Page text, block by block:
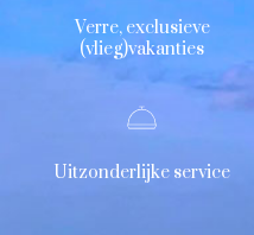
Verre, exclusieve
(vlieg)vakanties
Uitzonderlijke service